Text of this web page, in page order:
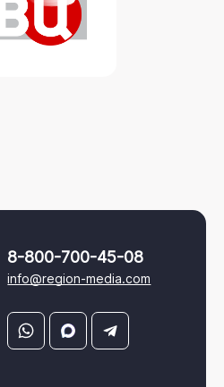
8-800-700-45-08
info@region-media.com